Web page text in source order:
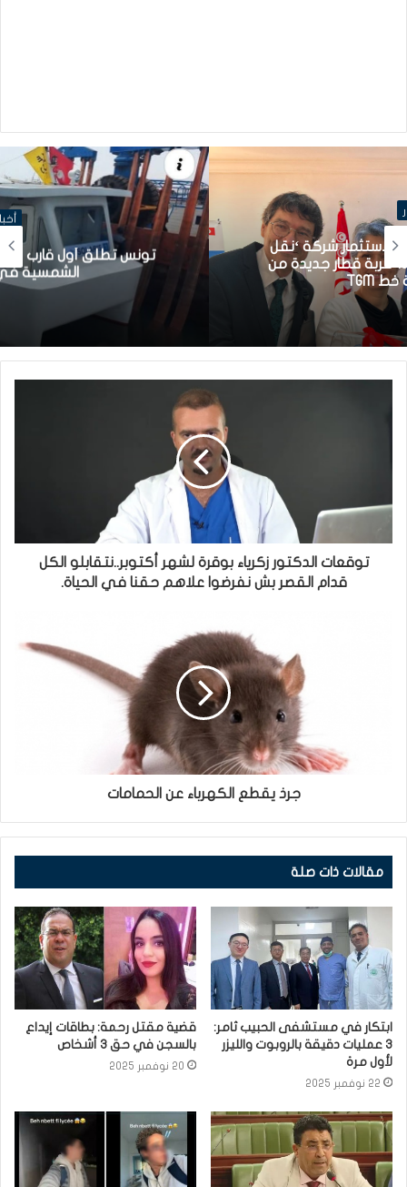
أخبار
تونس تطلق أول قارب صيد كهربائي يعمل بالطاقة
الشمسية في المتوسط
توقعات الدكتور زكرياء بوقرة لشهر أكتوبر..نتقابلو الكل
قدام القصر بش نفرضوا علاهم حقنا في الحياة.
جرذ يقطع الكهرباء عن الحمامات
مقالات ذات صلة
ابتكار في مستشفى الحبيب ثامر:
3 عمليات دقيقة بالروبوت والليزر
لأول مرة
22 نوفمبر 2025
قضية مقتل رحمة: بطاقات إيداع
بالسجن في حق 3 أشخاص
20 نوفمبر 2025